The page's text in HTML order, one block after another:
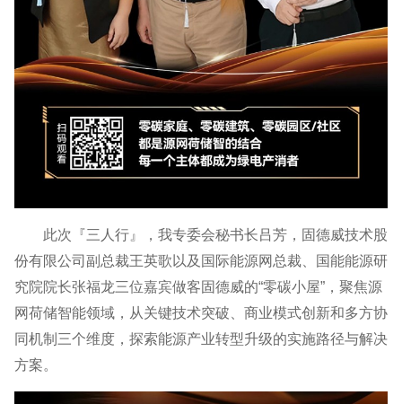
此次『三人行』，我专委会秘书长吕芳，固德威技术股
份有限公司副总裁王英歌以及国际能源网总裁、国能能源研
究院院长张福龙三位嘉宾做客固德威的“零碳小屋”，聚焦源
网荷储智能领域，从关键技术突破、商业模式创新和多方协
同机制三个维度，探索能源产业转型升级的实施路径与解决
方案。